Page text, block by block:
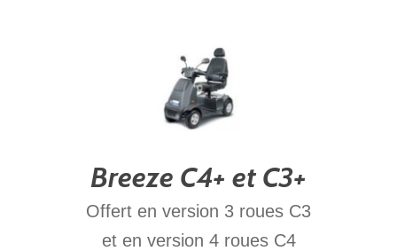
Breeze C4+ et C3+
Offert en version 3 roues C3
et en version 4 roues C4